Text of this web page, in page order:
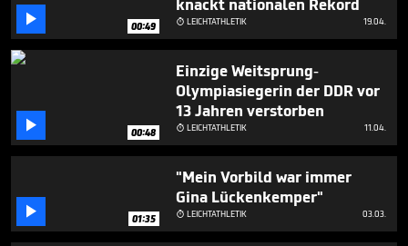
 00:49
knackt nationalen Rekord
 LEICHTATHLETIK 19.04.
 00:48
Einzige Weitsprung-
Olympiasiegerin der DDR vor
13 Jahren verstorben
 LEICHTATHLETIK 11.04.
 01:35
"Mein Vorbild war immer
Gina Lückenkemper"
 LEICHTATHLETIK 03.03.